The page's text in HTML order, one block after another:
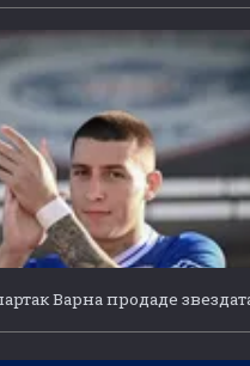
Варна продаде